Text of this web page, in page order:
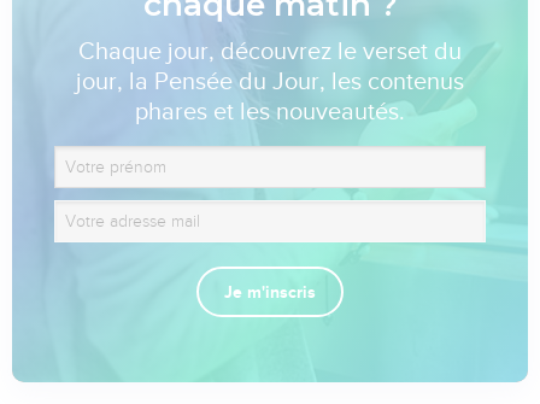
Chaque jour, découvrez le verset du
jour, la Pensée du Jour, les contenus
phares et les nouveautés.
Je m'inscris